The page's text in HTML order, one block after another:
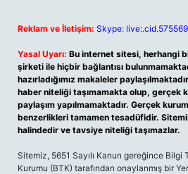
Reklam ve İletişim: Skype:
Yasal Uyarı: Bu internet sitesi, herhangi
şirketi ile hiçbir bağlantısı
hazırladığımız makaleler
haber niteliği taşımamakta olup, gerçek
paylaşım yapılmamaktadır. Gerçek
benzerlikleri tamamen tesadüfidir.
halindedir ve tavsiye niteliği taşımazlar.
Sitemiz, 5651 Sayılı Kanun gereğince
Kurumu (BTK) tarafından onaylanmış bir